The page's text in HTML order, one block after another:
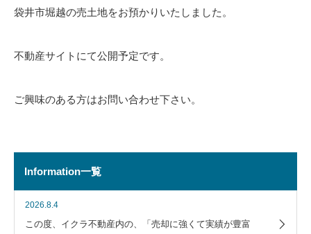
袋井市堀越の売土地をお預かりいたしました。
不動産サイトにて公開予定です。
ご興味のある方はお問い合わせ下さい。
Information一覧
2026.8.4
この度、イクラ不動産内の、「売却に強くて実績が豊富